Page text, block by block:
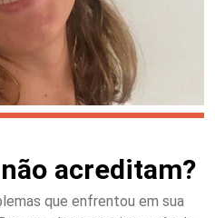
acreditam?
que enfrentou em sua